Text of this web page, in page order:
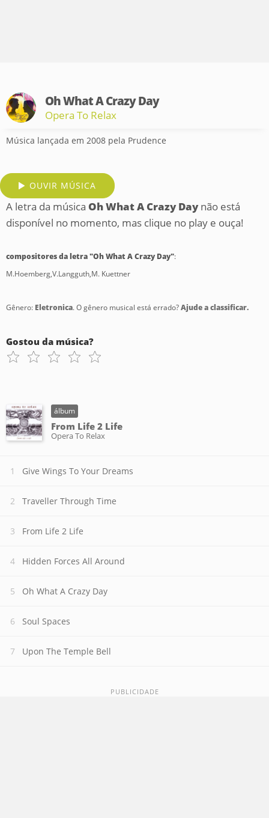
Oh What A Crazy Day
Opera To Relax
Música lançada em 2008 pela Prudence
OUVIR MÚSICA
A letra da música Oh What A Crazy Daynão está
disponível no momento, mas clique no play e ouça!
compositores da letra "Oh What A Crazy Day":
M.Hoemberg,V.Langguth,M. Kuettner
Gênero: Eletronica. O gênero musical está errado?Ajude a classificar.
Gostou da música?
álbum
From Life 2 Life
Opera To Relax
Give Wings To Your Dreams
Traveller Through Time
From Life 2 Life
Hidden Forces All Around
Oh What A Crazy Day
Soul Spaces
Upon The Temple Bell